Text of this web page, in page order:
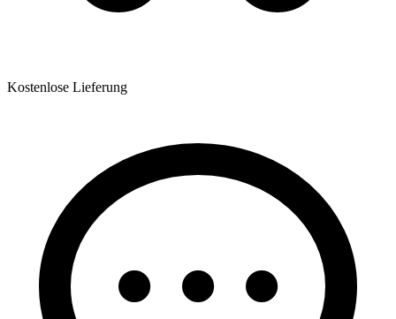
Kostenlose Lieferung